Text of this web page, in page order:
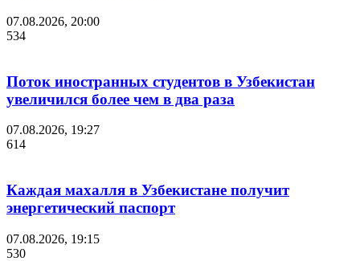
07.08.2026, 20:00
534
Поток иностранных студентов в Узбекистан
увеличился более чем в два раза
07.08.2026, 19:27
614
Каждая махалля в Узбекистане получит
энергетический паспорт
07.08.2026, 19:15
530